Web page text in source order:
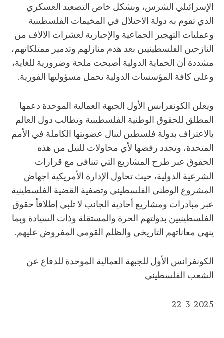
الإسرائيلي الشرس، وبشكل خاص التصعيد العسكري
الذي تقوم به دولة الاحتلال في المخيمات الفلسطينية
وعمليات التهجير الجماعية والإجبارية لعشرات الالاف من
النازحين الفلسطينيين بعد هدم منازلهم وتدمير ممتلكاتهم،
مشددة أن الحماية الدولية أصبحت ملحة وضرورية للغاية،
وعلى كافة المؤسسات الدولية تحمل مسؤوليها الفورية.
ويعلن الكونفرانس الأول الجبهة العمالية الموحدة دعمها
المطلق للحقوق الوطنية الفلسطينية وتطالب دول العالم
بالاعتراف بدولة فلسطين لتنال عضويتها الكاملة في الأمم
المتحدة، وتجدد رفضها لأي محاولات للنيل من هذه
الحقوق عبر طرح المشاريع التي تتنافى مع قرارات
الشرعية الدولية، حيث تحاول الإدارة الأمريكية اجهاض
المشروع الوطني الفلسطيني وتصفية القضية الفلسطينية
عبر مبادرات ومشاريع أحادية الجانب لا تلبي إطلاقاً حقوق
الفلسطينيين بدولتهم الحرة والمستقلة وذات السيادة وبما
ينهي معاناتهم التاريخي والظلم القومي المفروض عليهم.
الكونفرانس الأول للجبهة العمالية الموحدة للدفاع عن
الشعب الفلسطيني
22-3-2025